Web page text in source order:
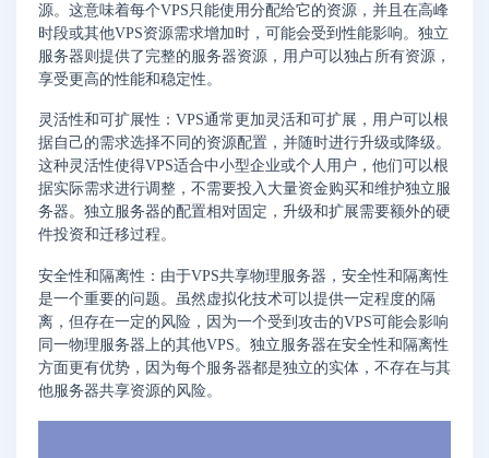
源。这意味着每个VPS只能使用分配给它的资源，并且在高峰
时段或其他VPS资源需求增加时，可能会受到性能影响。独立
服务器则提供了完整的服务器资源，用户可以独占所有资源，
享受更高的性能和稳定性。
灵活性和可扩展性：VPS通常更加灵活和可扩展，用户可以根
据自己的需求选择不同的资源配置，并随时进行升级或降级。
这种灵活性使得VPS适合中小型企业或个人用户，他们可以根
据实际需求进行调整，不需要投入大量资金购买和维护独立服
务器。独立服务器的配置相对固定，升级和扩展需要额外的硬
件投资和迁移过程。
安全性和隔离性：由于VPS共享物理服务器，安全性和隔离性
是一个重要的问题。虽然虚拟化技术可以提供一定程度的隔
离，但存在一定的风险，因为一个受到攻击的VPS可能会影响
同一物理服务器上的其他VPS。独立服务器在安全性和隔离性
方面更有优势，因为每个服务器都是独立的实体，不存在与其
他服务器共享资源的风险。